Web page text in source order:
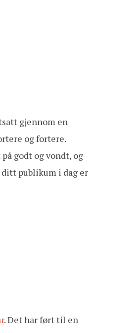
gjennom en
og fortere.
godt og vondt, og
publikum i dag er
. Det har ført til en